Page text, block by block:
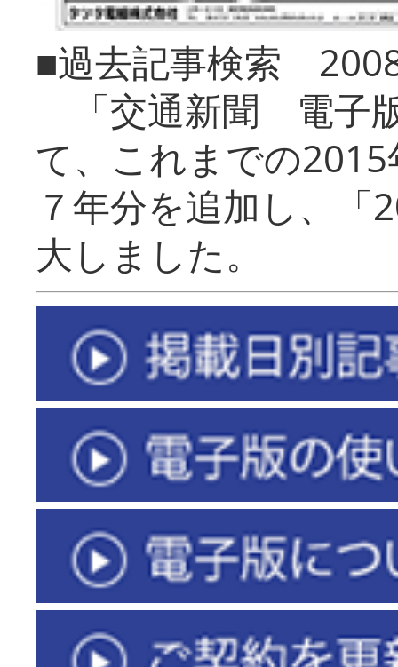
■過去記事検索
「交通新聞 電子
て、これまでの
７年分を追加し、「
大しまし